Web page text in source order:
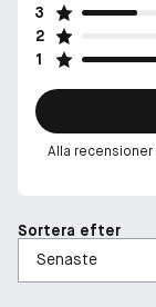
3
2
1
Alla recensioner
Sortera efter